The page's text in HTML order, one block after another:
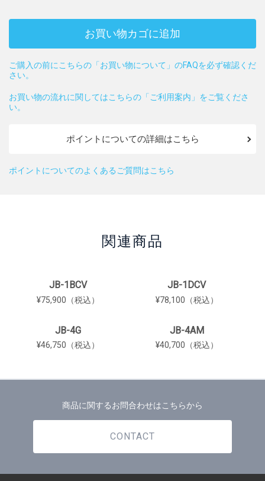
お買い物カゴに追加
ご購入の前にこちらの「お買い物について」のFAQを必ず確認くだ
さい。
お買い物の流れに関してはこちらの「ご利用案内」をご覧くださ
い。
ポイントについての詳細はこちら
ポイントについてのよくあるご質問はこちら
関連商品
JB-1BCV
¥75,900（税込）
JB-1DCV
¥78,100（税込）
JB-4G
¥46,750（税込）
JB-4AM
¥40,700（税込）
商品に関するお問合わせはこちらから
CONTACT